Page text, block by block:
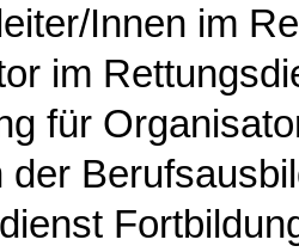
Innen im
im
für
der